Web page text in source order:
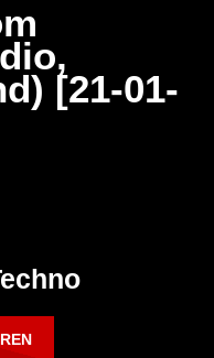
Später
01:53:01
[21-01-